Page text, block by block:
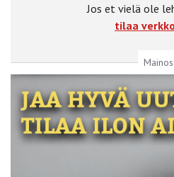
Jos et vielä ole
tilaa
Mainos